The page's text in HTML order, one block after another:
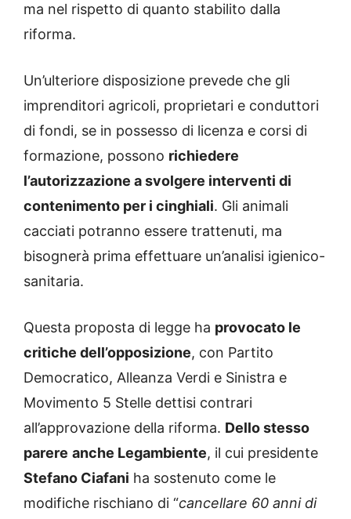
ma nel rispetto di quanto stabilito dalla
riforma.
Un’ulteriore disposizione prevede che gli
imprenditori agricoli, proprietari e conduttori
di fondi, se in possesso di licenza e corsi di
formazione, possono richiedere
l’autorizzazione a svolgere interventi di
contenimento per i cinghiali. Gli animali
cacciati potranno essere trattenuti, ma
bisognerà prima effettuare un’analisi igienico-
sanitaria.
Questa proposta di legge ha provocato le
critiche dell’opposizione, con Partito
Democratico, Alleanza Verdi e Sinistra e
Movimento 5 Stelle dettisi contrari
all’approvazione della riforma. Dello stesso
parere anche Legambiente, il cui presidente
Stefano Ciafani ha sostenuto come le
modifiche rischiano di “cancellare 60 anni di